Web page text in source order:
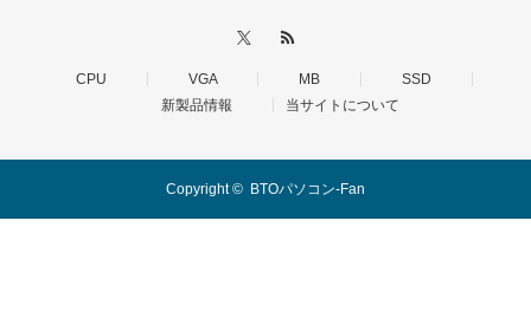
CPU VGA MB
SSD
新製品情報
当サイトについて
Copyright © BTOパソコン-Fan